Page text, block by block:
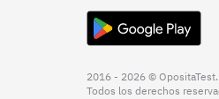
2016 - 2026 © OpositaTest.
Todos los derechos